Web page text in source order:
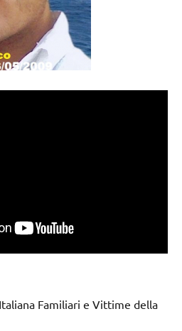
Familiari e Vittime della